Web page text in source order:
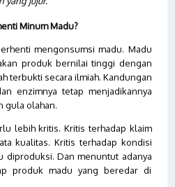
Minum Madu?
mengonsumsi madu. Madu
produk bernilai tinggi dengan
terbukti secara ilmiah. Kandungan
enzimnya tetap menjadikannya
gula olahan.
lebih kritis. Kritis terhadap klaim
kualitas. Kritis terhadap kondisi
diproduksi. Dan menuntut adanya
produk madu yang beredar di